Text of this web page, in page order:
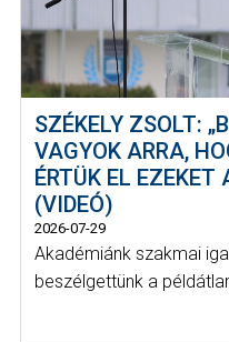
SZÉKELY ZSOLT:
VAGYOK ARRA,
ÉRTÜK EL EZEKET
(VIDEÓ)
2026-07-29
Akadémiánk szakmai
beszélgettünk a